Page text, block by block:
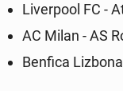
Li­ver­po­ol FC -
AC Milan - AS
Benfica